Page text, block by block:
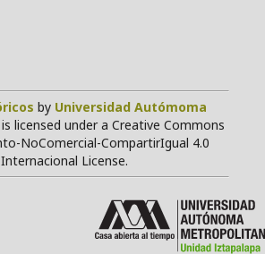
by Universidad Autómoma
is licensed under a Creative Commons
NoComercial-CompartirIgual 4.0
Internacional License.